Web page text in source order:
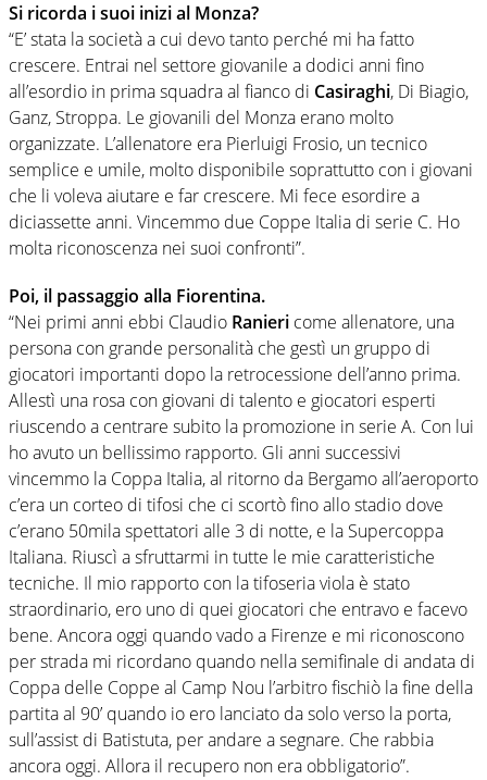
Si ricorda i suoi inizi al Monza?
“E’ stata la società a cui devo tanto perché mi ha fatto
crescere. Entrai nel settore giovanile a dodici anni fino
all’esordio in prima squadra al fianco di Casiraghi, Di Biagio,
Ganz, Stroppa. Le giovanili del Monza erano molto
organizzate. L’allenatore era Pierluigi Frosio, un tecnico
semplice e umile, molto disponibile soprattutto con i giovani
che li voleva aiutare e far crescere. Mi fece esordire a
diciassette anni. Vincemmo due Coppe Italia di serie C. Ho
molta riconoscenza nei suoi confronti”.
Poi, il passaggio alla Fiorentina.
“Nei primi anni ebbi Claudio Ranieri come allenatore, una
persona con grande personalità che gestì un gruppo di
giocatori importanti dopo la retrocessione dell’anno prima.
Allestì una rosa con giovani di talento e giocatori esperti
riuscendo a centrare subito la promozione in serie A. Con lui
ho avuto un bellissimo rapporto. Gli anni successivi
vincemmo la Coppa Italia, al ritorno da Bergamo all’aeroporto
c’era un corteo di tifosi che ci scortò fino allo stadio dove
c’erano 50mila spettatori alle 3 di notte, e la Supercoppa
Italiana. Riuscì a sfruttarmi in tutte le mie caratteristiche
tecniche. Il mio rapporto con la tifoseria viola è stato
straordinario, ero uno di quei giocatori che entravo e facevo
bene. Ancora oggi quando vado a Firenze e mi riconoscono
per strada mi ricordano quando nella semifinale di andata di
Coppa delle Coppe al Camp Nou l’arbitro fischiò la fine della
partita al 90’ quando io ero lanciato da solo verso la porta,
sull’assist di Batistuta, per andare a segnare. Che rabbia
ancora oggi. Allora il recupero non era obbligatorio”.